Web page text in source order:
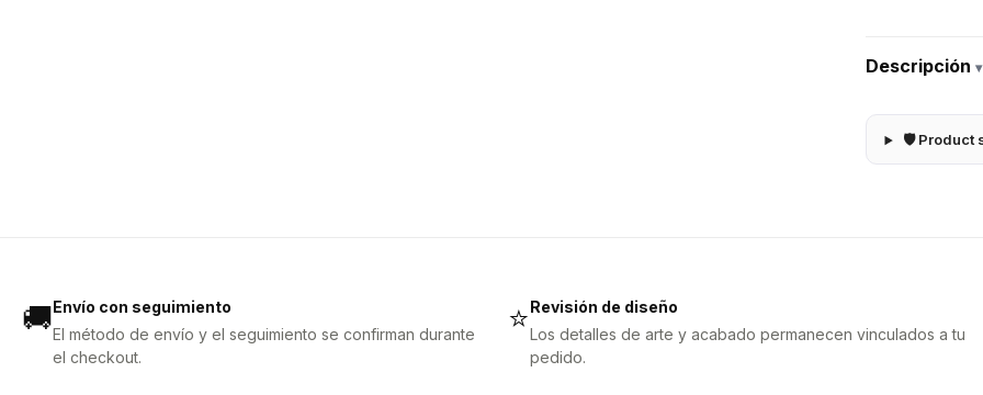
Descripción▾
🛡 Product
🚚Envío con seguimiento
El método de envío y el seguimiento se confirman durante
el checkout.
⭐Revisión de diseño
Los detalles de arte y acabado permanecen vinculados a tu
pedido.